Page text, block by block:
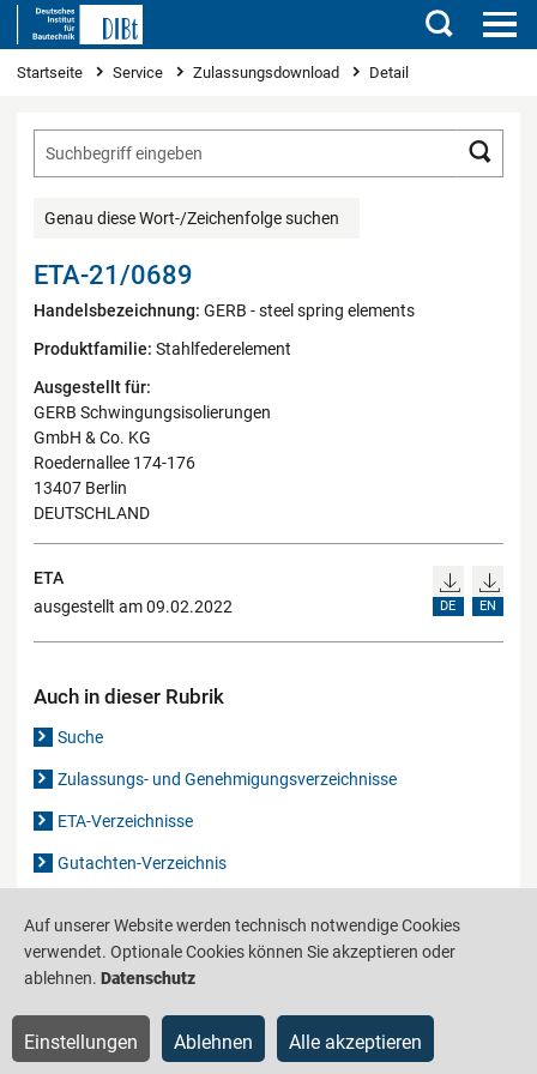
Suchen
Sie sind hier
Startseite Service Zulassungsdownload Detail
Genau diese Wort-/Zeichenfolge suchen
ETA-21/0689
Handelsbezeichnung: GERB - steel spring elements
Produktfamilie: Stahlfederelement
Ausgestellt für:
GERB Schwingungsisolierungen
GmbH & Co. KG
Roedernallee 174-176
13407 Berlin
DEUTSCHLAND
ETA
ausgestellt am 09.02.2022
DE EN
Auch in dieser Rubrik
Suche
Zulassungs- und Genehmigungsverzeichnisse
ETA-Verzeichnisse
Gutachten-Verzeichnis
IS-ARGEBAU
Barrierefreiheit Datenschutz
Auf unserer Website werden technisch notwendige Cookies
verwendet. Optionale Cookies können Sie akzeptieren oder
ablehnen. Datenschutz
Einstellungen Ablehnen Alle akzeptieren